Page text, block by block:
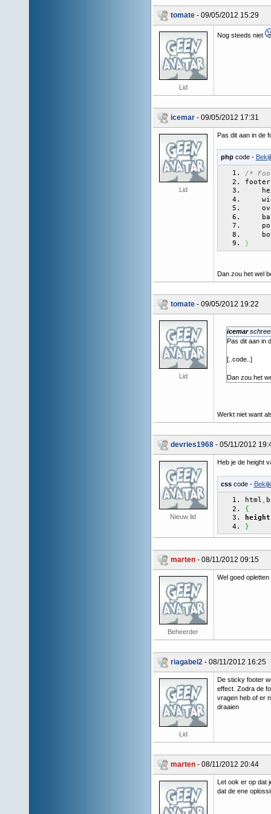
tomate- 09/05/2012 15:29
Lid
Nog steeds niet
icemar- 09/05/2012 17:31
Lid
Pas dit aan in de
phpcode -
/*
}
Dan zou het wel
tomate- 09/05/2012 19:22
Lid
icemar
Pas dit aan in
[..code..]
Dan zou het
Werkt niet want
devries1968- 05/11/2012
Nieuw lid
Heb je de height
csscode -
html ,
{
height
}
marten- 08/11/2012 09:15
Beheerder
Wel goed
riagabel2- 08/11/2012 16:25
Lid
De sticky footer
effect. Zodra de
vragen heb of er
draaien
marten- 08/11/2012 20:44
Let ook er op dat
dat de ene